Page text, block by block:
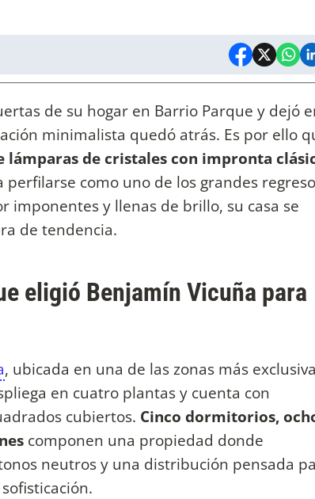
de su hogar en Barrio Parque y dejó
minimalista quedó atrás. Es por ello
lámparas de cristales con impronta
como uno de los grandes
imponentes y llenas de brillo, su casa se
de tendencia.
eligió Benjamín Vicuña para
, ubicada en una de las zonas más
en cuatro plantas y cuenta con
cubiertos. Cinco dormitorios,
componen una propiedad donde
neutros y una distribución pensada